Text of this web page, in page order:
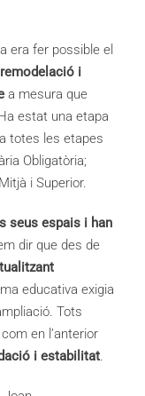
era fer possible el
remodelació i
a mesura que
estat una etapa
totes les etapes
Obligatòria;
i Superior.
seus espais i han
dir que des de
educativa exigia
Tots
en l’anterior
i estabilitat.